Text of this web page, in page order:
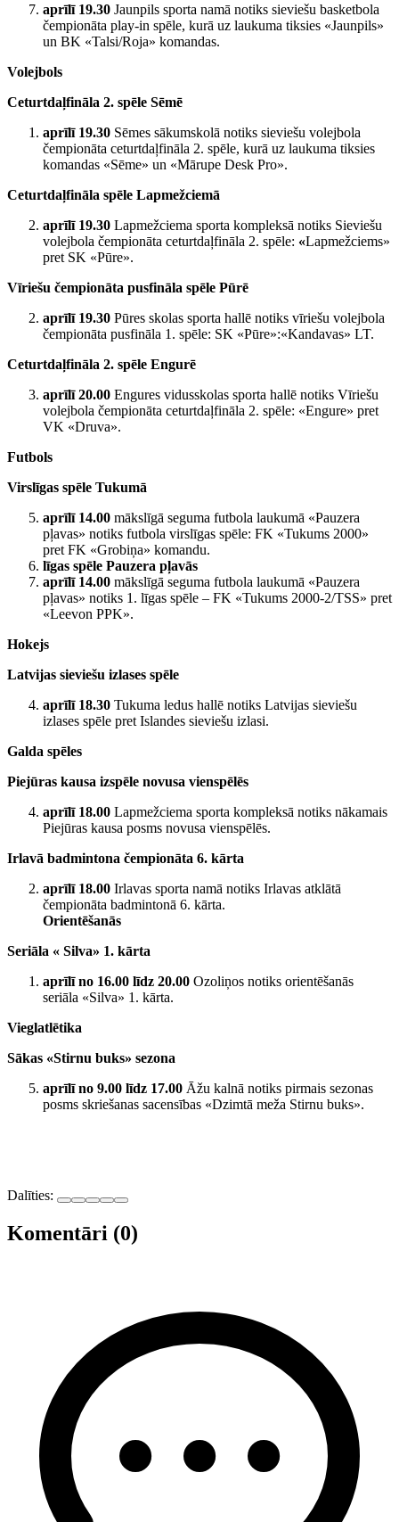
aprīlī 19.30 Jaunpils sporta namā notiks sieviešu basketbola
čempionāta play-in spēle, kurā uz laukuma tiksies «Jaunpils»
un BK «Talsi/Roja» komandas.
Volejbols
Ceturtdaļfināla 2. spēle Sēmē
aprīlī 19.30 Sēmes sākumskolā notiks sieviešu volejbola
čempionāta ceturtdaļfināla 2. spēle, kurā uz laukuma tiksies
komandas «Sēme» un «Mārupe Desk Pro».
Ceturtdaļfināla spēle Lapmežciemā
aprīlī 19.30 Lapmežciema sporta kompleksā notiks Sieviešu
volejbola čempionāta ceturtdaļfināla 2. spēle: «Lapmežciems»
pret SK «Pūre».
Vīriešu čempionāta pusfināla spēle Pūrē
aprīlī 19.30 Pūres skolas sporta hallē notiks vīriešu volejbola
čempionāta pusfināla 1. spēle: SK «Pūre»:«Kandavas» LT.
Ceturtdaļfināla 2. spēle Engurē
aprīlī 20.00 Engures vidusskolas sporta hallē notiks Vīriešu
volejbola čempionāta ceturtdaļfināla 2. spēle: «Engure» pret
VK «Druva».
Futbols
Virslīgas spēle Tukumā
aprīlī 14.00 mākslīgā seguma futbola laukumā «Pauzera
pļavas» notiks futbola virslīgas spēle: FK «Tukums 2000»
pret FK «Grobiņa» komandu.
līgas spēle Pauzera pļavās
aprīlī 14.00 mākslīgā seguma futbola laukumā «Pauzera
pļavas» notiks 1. līgas spēle – FK «Tukums 2000-2/TSS» pret
«Leevon PPK».
Hokejs
Latvijas sieviešu izlases spēle
aprīlī 18.30 Tukuma ledus hallē notiks Latvijas sieviešu
izlases spēle pret Islandes sieviešu izlasi.
Galda spēles
Piejūras kausa izspēle novusa vienspēlēs
aprīlī 18.00 Lapmežciema sporta kompleksā notiks nākamais
Piejūras kausa posms novusa vienspēlēs.
Irlavā badmintona čempionāta 6. kārta
aprīlī 18.00 Irlavas sporta namā notiks Irlavas atklātā
čempionāta badmintonā 6. kārta.
Orientēšanās
Seriāla « Silva» 1. kārta
aprīlī no 16.00 līdz 20.00 Ozoliņos notiks orientēšanās
seriāla «Silva» 1. kārta.
Vieglatlētika
Sākas «Stirnu buks» sezona
aprīlī no 9.00 līdz 17.00 Āžu kalnā notiks pirmais sezonas
posms skriešanas sacensības «Dzimtā meža Stirnu buks».
Dalīties:
Komentāri (0)